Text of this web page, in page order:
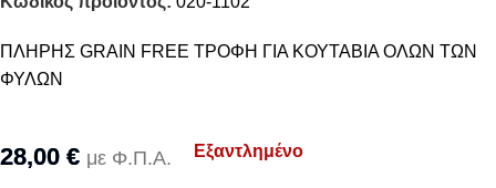
ΠΛΗΡΗΣ GRAIN FREE ΤΡΟΦΗ ΓΙΑ ΚΟΥΤΑΒΙΑ ΟΛΩΝ ΤΩΝ
ΦΥΛΩΝ
28,00 € με Φ.Π.Α. Εξαντλημένο